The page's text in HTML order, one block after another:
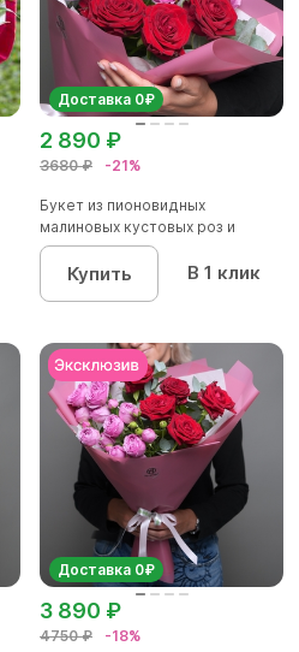
Доставка 0₽
3680 ₽ -21%
2 890 ₽
Букет из пионовидных
малиновых кустовых роз и
красных р...
Купить В 1 клик
Доставка 0₽
4750 ₽ -18%
3 890 ₽